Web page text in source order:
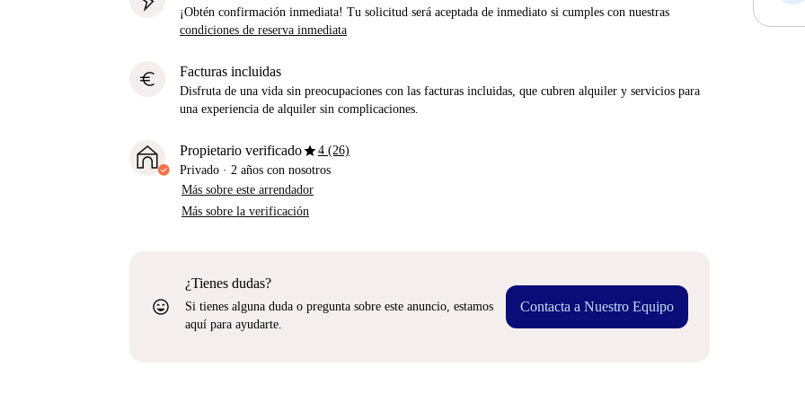
¡Obtén confirmación inmediata! Tu solicitud será aceptada de inmediato si cumples con nuestras
condiciones de reserva inmediata
euro Facturas incluidas
Disfruta de una vida sin preocupaciones con las facturas incluidas, que cubren alquiler y servicios para
una experiencia de alquiler sin complicaciones.
Propietario verificadostar4 (26)
Privado · 2 años con nosotros
Más sobre este arrendador
Más sobre la verificación
sentiment_very_satisfied
¿Tienes dudas?
Si tienes alguna duda o pregunta sobre este anuncio, estamos
aquí para ayudarte.
Contacta a Nuestro Equipo